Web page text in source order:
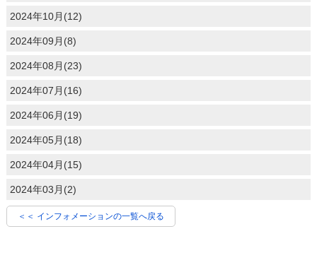
2024年10月(12)
2024年09月(8)
2024年08月(23)
2024年07月(16)
2024年06月(19)
2024年05月(18)
2024年04月(15)
2024年03月(2)
＜＜ インフォメーションの一覧へ戻る